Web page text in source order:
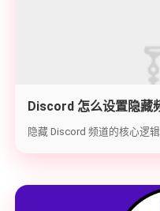
Discord 怎么设置隐藏
手教你打造 100% 私密
隐藏 Discord 频道的核心逻